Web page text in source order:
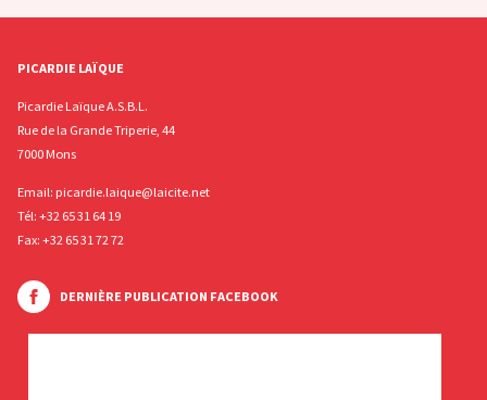
PICARDIE LAÏQUE
Picardie Laïque A.S.B.L.
Rue de la Grande Triperie, 44
7000 Mons
Email: picardie.laique@laicite.net
Tél: +32 65 31 64 19
Fax: +32 65 31 72 72
DERNIÈRE PUBLICATION FACEBOOK